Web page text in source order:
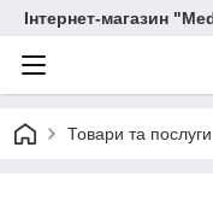
Інтернет-магазин
Товари та послуги